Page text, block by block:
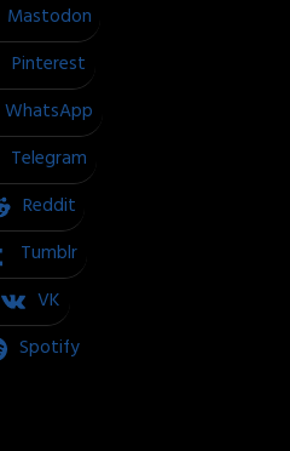
Mastodon
Pinterest
WhatsApp
Telegram
Reddit
Tumblr
VK
Spotify